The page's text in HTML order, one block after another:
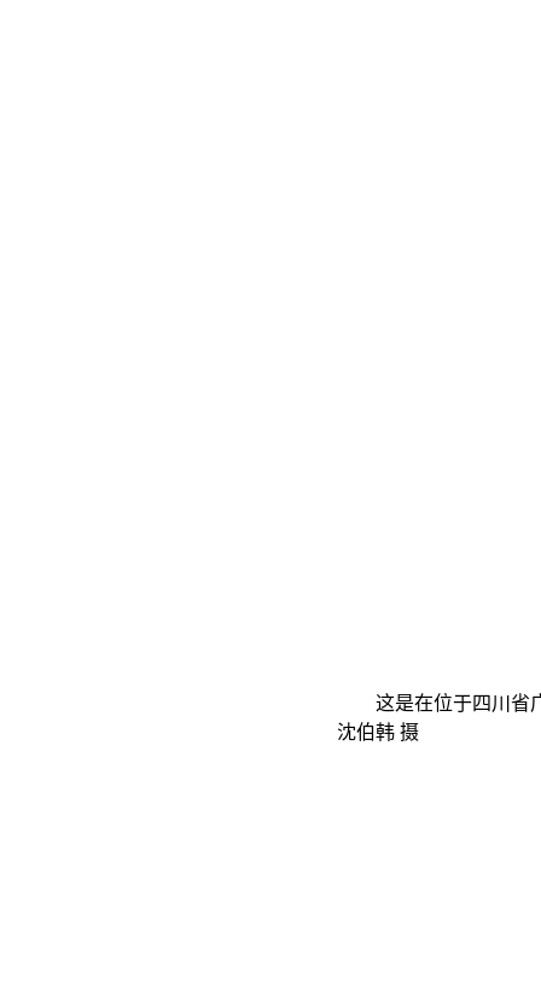
这是在位于四川省广
沈伯韩 摄